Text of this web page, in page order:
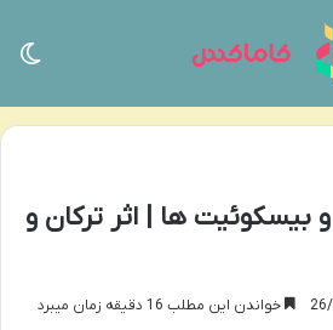
بیسکوئیت ها | اثر ترکان و
خواندن این مطلب 16 دقیقه زمان میبرد